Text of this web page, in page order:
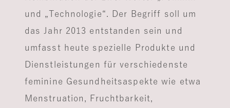
und „Technologie“. Der Begriff soll um
das Jahr 2013 entstanden sein und
umfasst heute spezielle Produkte und
Dienstleistungen für verschiedenste
feminine Gesundheitsaspekte wie etwa
Menstruation, Fruchtbarkeit,